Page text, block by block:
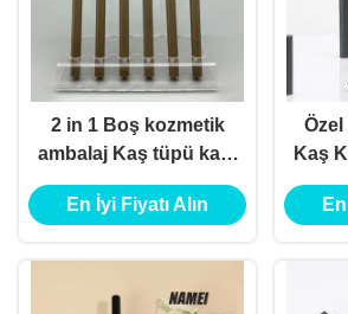
2 in 1 Boş kozmetik
ambalaj Kaş tüpü kapı
Boş Eyeliner tüpü
kapı
En İyi Fiyatı Alın
Özel
Kaş
Kaş